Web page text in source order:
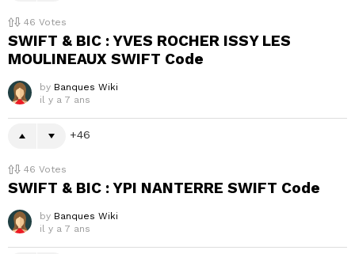
46 Votes
SWIFT & BIC : YVES ROCHER ISSY LES
MOULINEAUX SWIFT Code
by Banques Wiki
il y a 7 ans
46
46 Votes
SWIFT & BIC : YPI NANTERRE SWIFT Code
by Banques Wiki
il y a 7 ans